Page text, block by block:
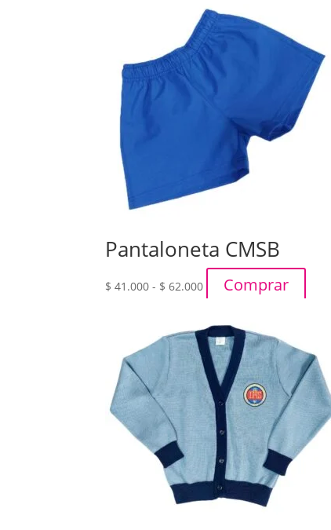
precios:
desde
$ 11.000
hasta
$ 21.000
Pantaloneta CMSB
$ 41.000 - $ 62.000 Rango
de
desde
$ 41.000
hasta
$ 62.000
Comprar